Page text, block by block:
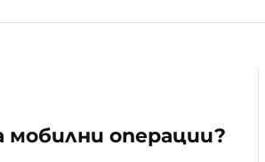
мобилни операции?